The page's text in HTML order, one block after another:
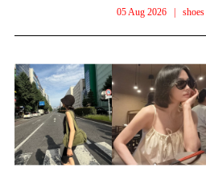
05 Aug 2026 | shoes